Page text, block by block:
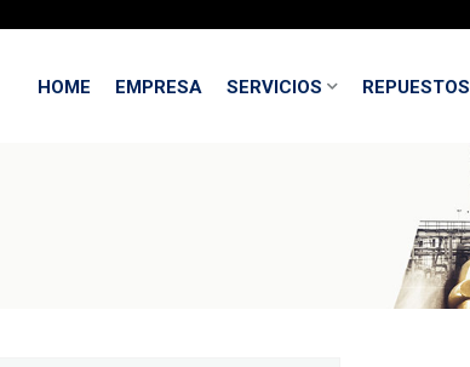
HOME EMPRESA SERVICIOS REPUESTOS